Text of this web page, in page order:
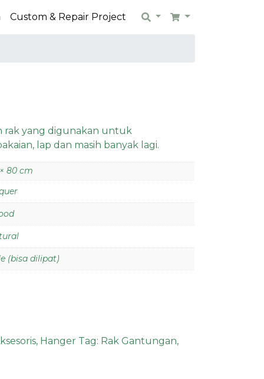
Custom & Repair Project SearchCart
rak yang digunakan untuk
lap dan masih banyak lagi.
80 cm
(bisa dilipat)
, Hanger Tag: Rak Gantungan,